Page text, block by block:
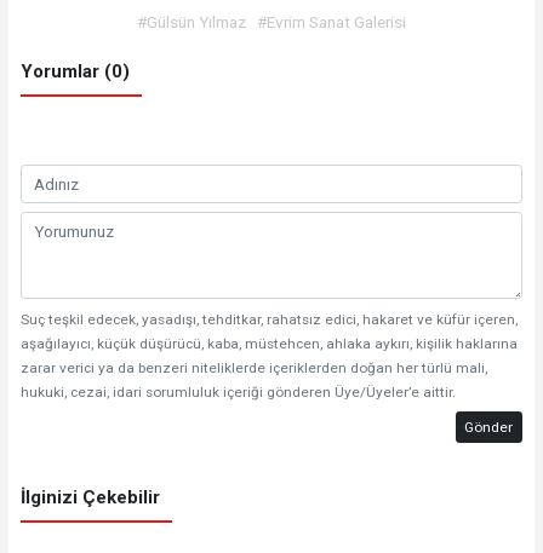
#Gülsün Yılmaz #Evrim Sanat Galerisi
Yorumlar (0)
Suç teşkil edecek, yasadışı, tehditkar, rahatsız edici, hakaret ve küfür içeren,
aşağılayıcı, küçük düşürücü, kaba, müstehcen, ahlaka aykırı, kişilik haklarına
zarar verici ya da benzeri niteliklerde içeriklerden doğan her türlü mali,
hukuki, cezai, idari sorumluluk içeriği gönderen Üye/Üyeler’e aittir.
Gönder
İlginizi Çekebilir